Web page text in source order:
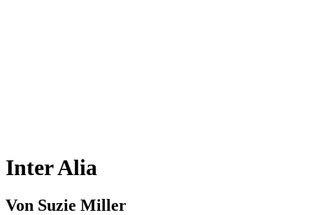
Inter Alia
Von Suzie Miller